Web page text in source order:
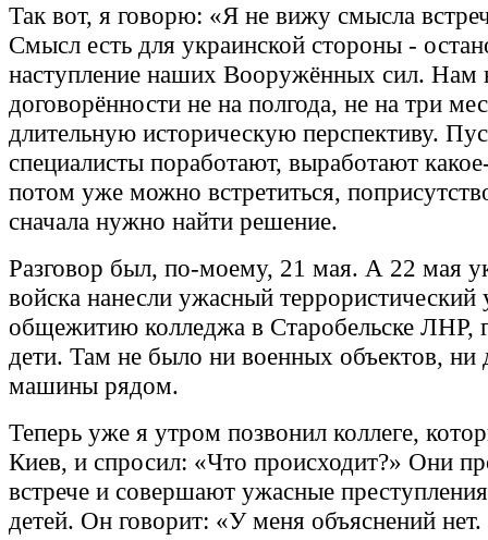
Так вот, я говорю: «Я не вижу смысла
Смысл есть для украинской стороны -
наступление наших Вооружённых сил.
договорённости не на полгода, не на три
длительную историческую перспективу.
специалисты поработают, выработают
потом уже можно встретиться,
сначала нужно найти решение.
Разговор был, по-моему, 21 мая. А 22 мая
войска нанесли ужасный террористический
общежитию колледжа в Старобельске ЛНР,
дети. Там не было ни военных объектов, ни
машины рядом.
Теперь уже я утром позвонил коллеге,
Киев, и спросил: «Что происходит?» Они
встрече и совершают ужасные
детей. Он говорит: «У меня объяснений